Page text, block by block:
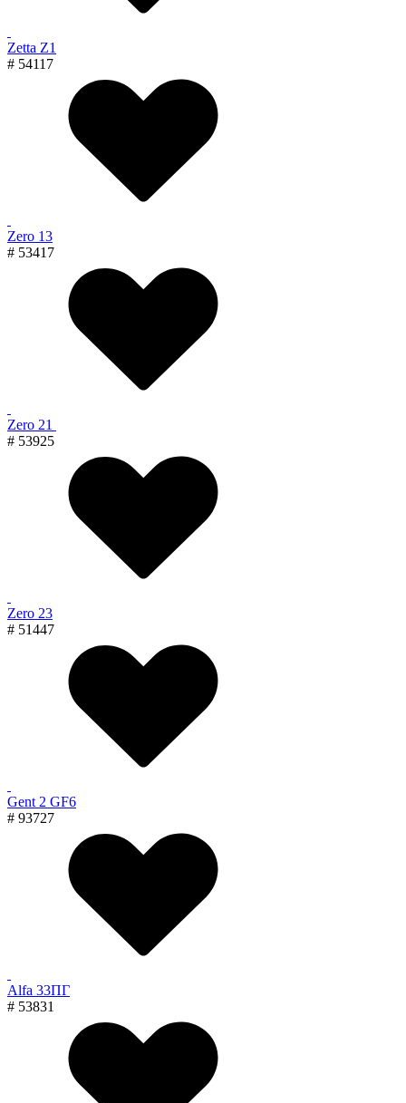
Zetta Z1
# 54117
Zero 13
# 53417
Zero 21
# 53925
Zero 23
# 51447
Gent 2 GF6
# 93727
Alfa 33ПГ
# 53831